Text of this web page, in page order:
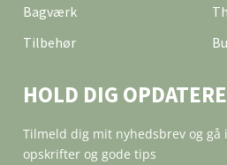
Bagværk
Tilbehør
HOLD DIG
Tilmeld dig mit nyhedsbrev og gå
opskrifter og gode tips